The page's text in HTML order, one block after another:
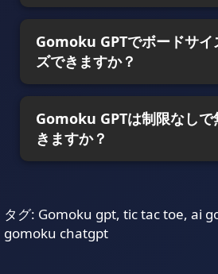
Gomoku GPTでボードサイ
ズできますか？
Gomoku GPTは制限なしで
きますか？
タグ: Gomoku gpt, tic tac toe, ai
gomoku chatgpt